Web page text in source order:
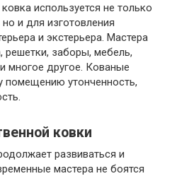
используется не только
и для изготовления
и экстерьера. Мастера
заборы, мебель,
многое другое. Кованые
утонченность,
ковки
развиваться и
мастера не боятся